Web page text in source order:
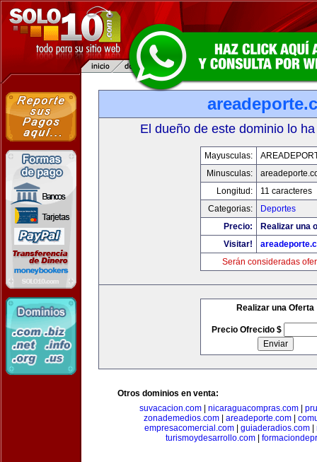
El dueño de este dominio lo
Mayusculas:
Minusculas:
Longitud:
11 caracteres
Categorias:
Deportes
Precio:
Realizar una
Visitar!
Serán consideradas
Realizar una Oferta
Precio Ofrecido $
Otros dominios en venta:
suvacacion.com| nicaraguacompras.com|
zonademedios.com| areadeporte.com|
empresacomercial.com| guiaderadios.com|
turismoydesarrollo.com